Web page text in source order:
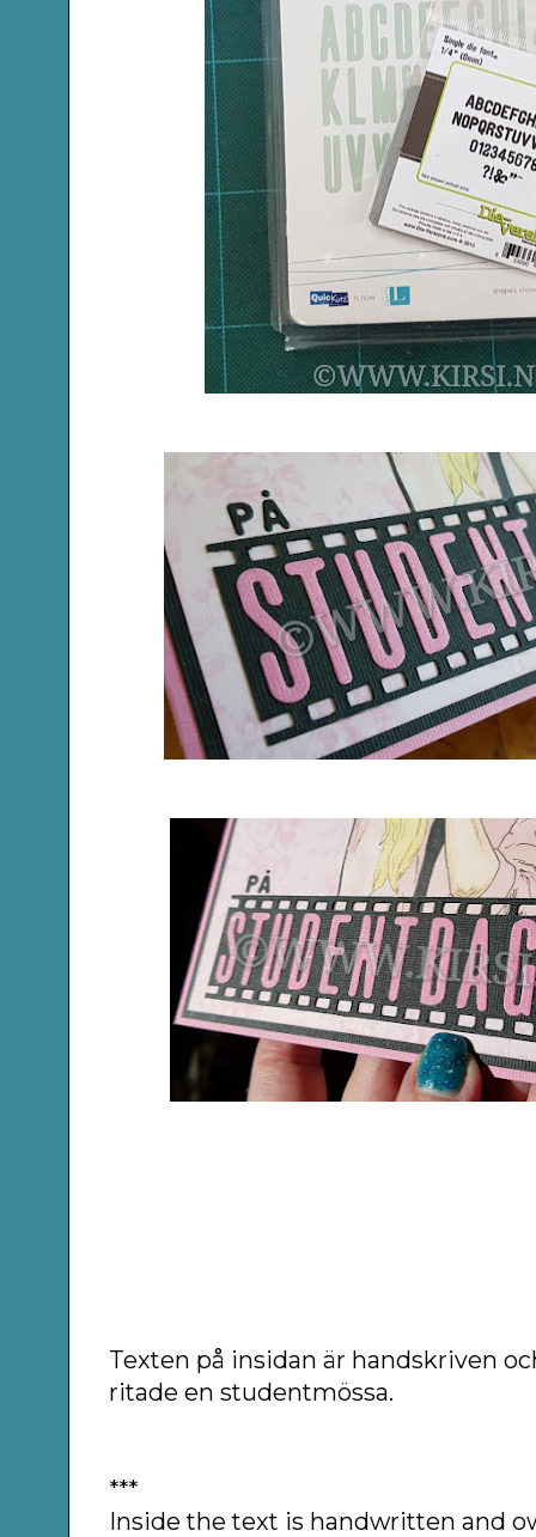
Texten på insidan är handskriven
ritade en studentmössa.
***
Inside the text is handwritten and